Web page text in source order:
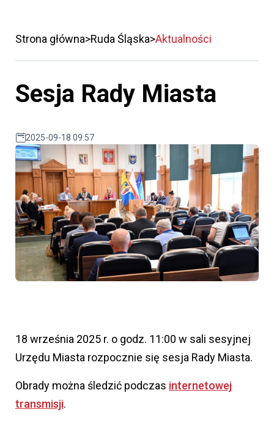
Strona główna Ruda Śląska Aktualności
Sesja Rady Miasta
2025-09-18 09:57
18 września 2025 r. o godz. 11:00 w sali sesyjnej
Urzędu Miasta rozpocznie się sesja Rady Miasta.
Obrady można śledzić podczas internetowej
transmisji.